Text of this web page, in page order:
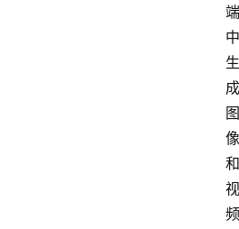
端
中
生
成
图
像
和
视
频